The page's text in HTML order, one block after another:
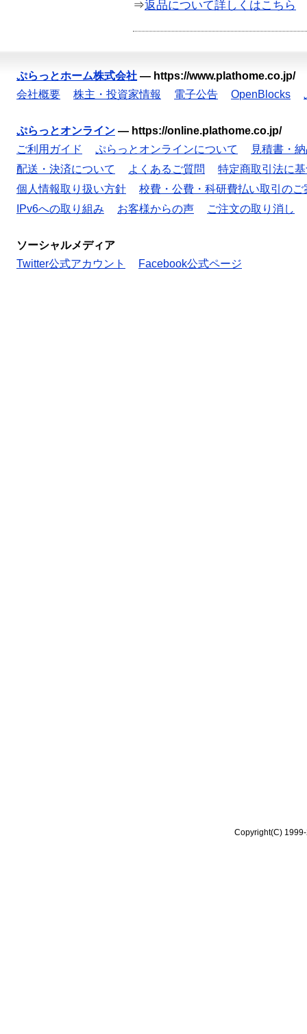
⇒返品について詳しくはこちら
ぷらっとホーム株式会社 — https://www.plathome.co.jp/
会社概要
株主・投資家情報 電子公告 OpenBlocks
ぷらっとオンライン — https://online.plathome.co.jp/
ご利用ガイド
ぷらっとオンラインについて
見積書・
配送・決済について
よくあるご質問
特定商取引法に
個人情報取り扱い方針
校費・公費・科研費払い取引のご
IPv6への取り組み
お客様からの声 ご注文の取り消し
ソーシャルメディア
Twitter公式アカウント
Facebook公式ページ
Copyright(C)